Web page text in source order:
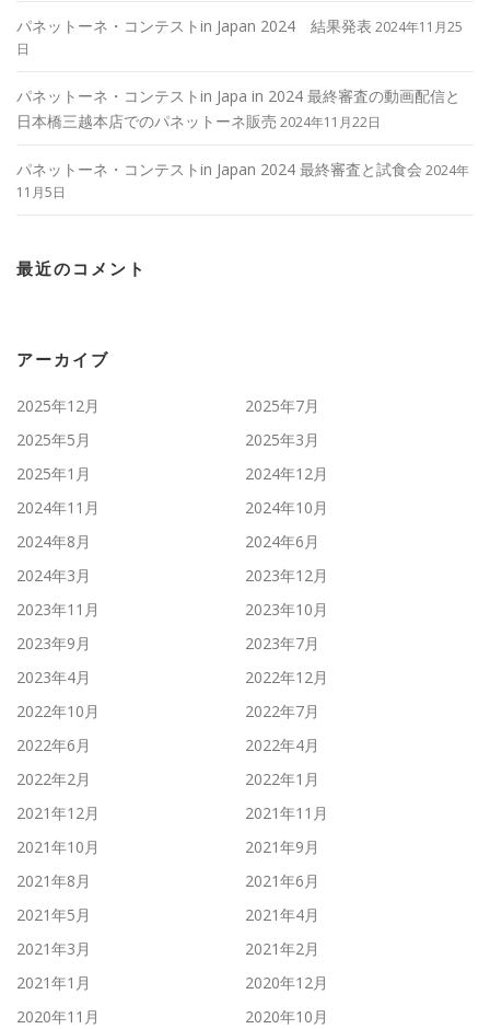
パネットーネ・コンテストin Japan 2024 結果発表 2024年11月25
日
パネットーネ・コンテストin Japa in 2024 最終審査の動画配信と
日本橋三越本店でのパネットーネ販売 2024年11月22日
パネットーネ・コンテストin Japan 2024 最終審査と試食会 2024年
11月5日
最近のコメント
アーカイブ
2025年12月
2025年7月
2025年5月
2025年3月
2025年1月
2024年12月
2024年11月
2024年10月
2024年8月
2024年6月
2024年3月
2023年12月
2023年11月
2023年10月
2023年9月
2023年7月
2023年4月
2022年12月
2022年10月
2022年7月
2022年6月
2022年4月
2022年2月
2022年1月
2021年12月
2021年11月
2021年10月
2021年9月
2021年8月
2021年6月
2021年5月
2021年4月
2021年3月
2021年2月
2021年1月
2020年12月
2020年11月
2020年10月